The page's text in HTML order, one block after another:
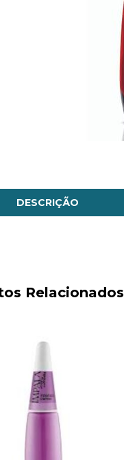
DESCRIÇÃO
Relacionados